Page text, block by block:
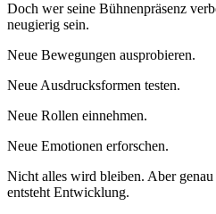
Doch wer seine Bühnenpräsenz
neugierig sein.
Neue Bewegungen ausprobieren.
Neue Ausdrucksformen testen.
Neue Rollen einnehmen.
Neue Emotionen erforschen.
Nicht alles wird bleiben. Aber
entsteht Entwicklung.